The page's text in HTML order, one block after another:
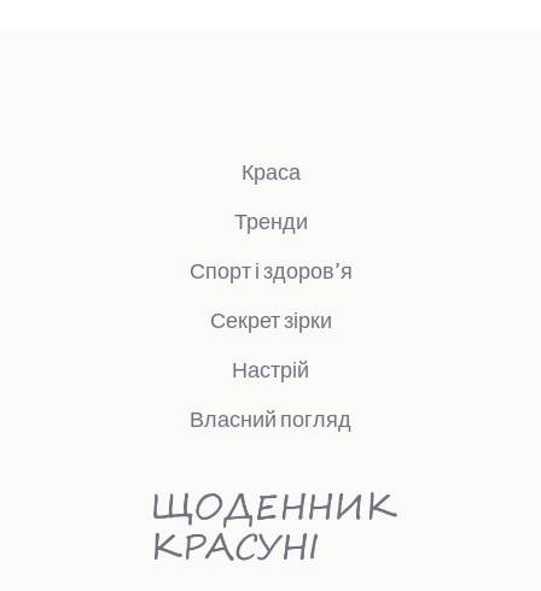
Краса
Тренди
Спорт і здоров’я
Секрет зірки
Настрій
Власний погляд